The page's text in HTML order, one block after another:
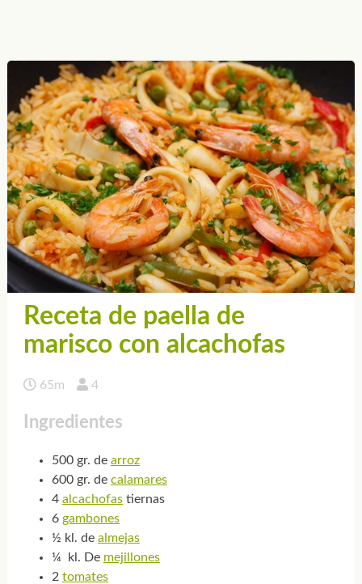
Receta de paella de
marisco con alcachofas
65m 4
Ingredientes
500 gr. de arroz
600 gr. de calamares
4 alcachofastiernas
6 gambones
½ kl. de almejas
¼ kl. De mejillones
2 tomates